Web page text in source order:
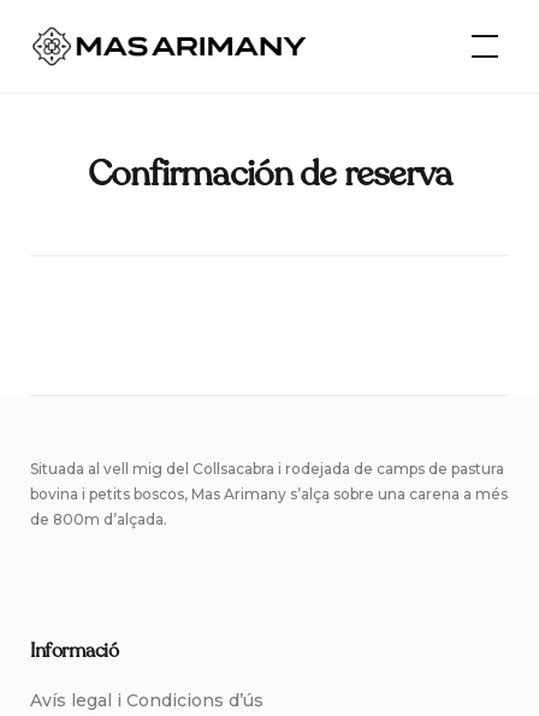
Mas Arimany
Confirmación de reserva
Situada al vell mig del Collsacabra i rodejada de camps de pastura
bovina i petits boscos, Mas Arimany s’alça sobre una carena a més
de 800m d’alçada.
Informació
Avís legal i Condicions d’ús